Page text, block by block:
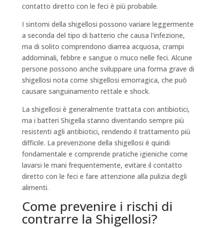
contatto diretto con le feci è più probabile.
I sintomi della shigellosi possono variare leggermente
a seconda del tipo di batterio che causa l'infezione,
ma di solito comprendono diarrea acquosa, crampi
addominali, febbre e sangue o muco nelle feci. Alcune
persone possono anche sviluppare una forma grave di
shigellosi nota come shigellosi emorragica, che può
causare sanguinamento rettale e shock.
La shigellosi è generalmente trattata con antibiotici,
ma i batteri Shigella stanno diventando sempre più
resistenti agli antibiotici, rendendo il trattamento più
difficile. La prevenzione della shigellosi è quindi
fondamentale e comprende pratiche igieniche come
lavarsi le mani frequentemente, evitare il contatto
diretto con le feci e fare attenzione alla pulizia degli
alimenti.
Come prevenire i rischi di
contrarre la Shigellosi?